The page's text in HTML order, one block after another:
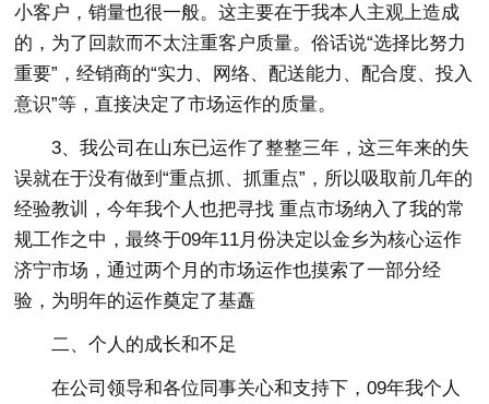
小客户，销量也很一般。这主要在于我本人主观上造成
的，为了回款而不太注重客户质量。俗话说“选择比努力
重要”，经销商的“实力、网络、配送能力、配合度、投入
意识”等，直接决定了市场运作的质量。
3、我公司在山东已运作了整整三年，这三年来的失
误就在于没有做到“重点抓、抓重点”，所以吸取前几年的
经验教训，今年我个人也把寻找 重点市场纳入了我的常
规工作之中，最终于09年11月份决定以金乡为核心运作
济宁市场，通过两个月的市场运作也摸索了一部分经
验，为明年的运作奠定了基矗
二、个人的成长和不足
在公司领导和各位同事关心和支持下，09年我个人